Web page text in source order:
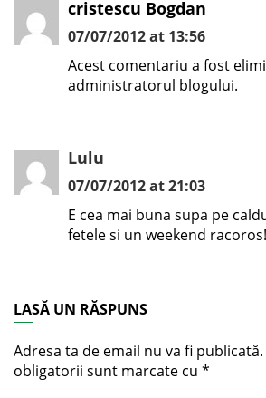
cristescu Bogdan
07/07/2012 at 13:56
Acest comentariu a fost
administratorul blogului.
Lulu
07/07/2012 at 21:03
E cea mai buna supa pe
fetele si un weekend
LASĂ UN RĂSPUNS
Adresa ta de email nu va fi publicată.
obligatorii sunt marcate cu *